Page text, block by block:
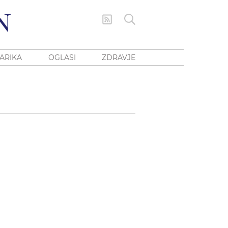
OGLASI ZDRAVJE